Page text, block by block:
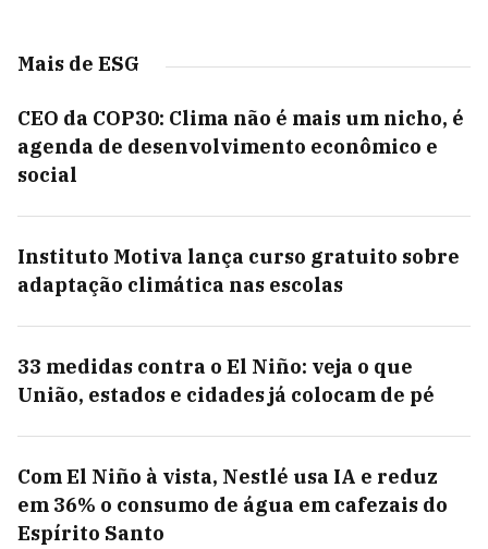
Mais de ESG
CEO da COP30: Clima não é mais um nicho, é
agenda de desenvolvimento econômico e
social
Instituto Motiva lança curso gratuito sobre
adaptação climática nas escolas
33 medidas contra o El Niño: veja o que
União, estados e cidades já colocam de pé
Com El Niño à vista, Nestlé usa IA e reduz
em 36% o consumo de água em cafezais do
Espírito Santo